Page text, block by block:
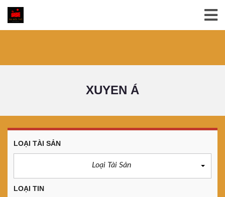
XUYEN Á
LOẠI TÀI SẢN
Loại Tài Sản
LOẠI TIN